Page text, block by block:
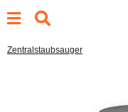
Zentralstaubsauger